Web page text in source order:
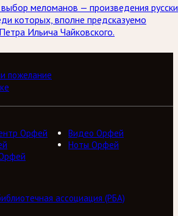
меломанов — произведения
которых, вполне предсказуемо
Ильича Чайковского.
пожелание
Орфей
Видео Орфей
Ноты Орфей
ассоциация (РБА)